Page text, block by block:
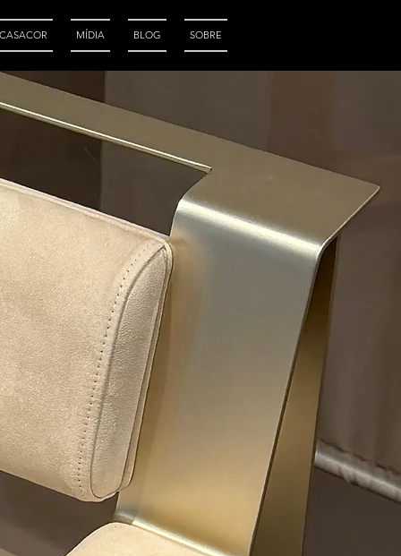
MÍDIA BLOG SOBRE